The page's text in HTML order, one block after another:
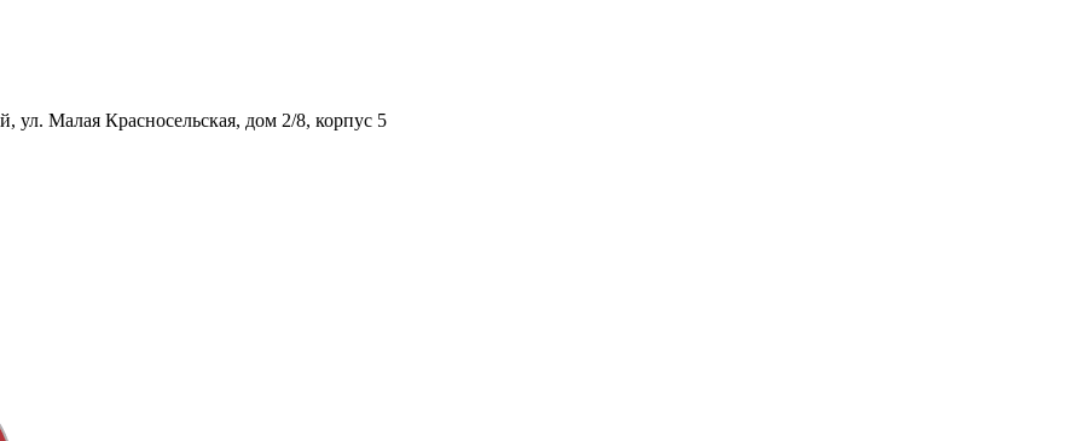
ул. Малая Красносельская, дом 2/8, корпус 5